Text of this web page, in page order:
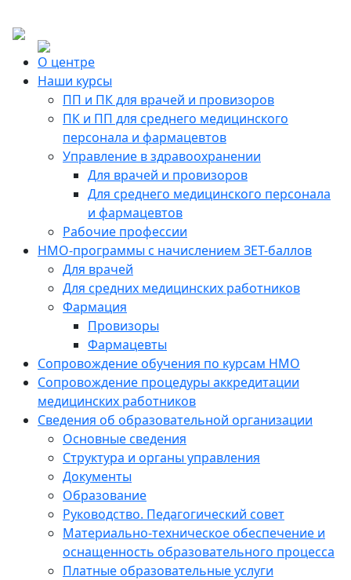
О центре
Наши курсы
ПП и ПК для врачей и провизоров
ПК и ПП для среднего медицинского
персонала и фармацевтов
Управление в здравоохранении
Для врачей и провизоров
Для среднего медицинского персонала
и фармацевтов
Рабочие профессии
НМО-программы с начислением ЗЕТ-баллов
Для врачей
Для средних медицинских работников
Фармация
Провизоры
Фармацевты
Сопровождение обучения по курсам НМО
Сопровождение процедуры аккредитации
медицинских работников
Сведения об образовательной организации
Основные сведения
Структура и органы управления
Документы
Образование
Руководство. Педагогический совет
Материально-техническое обеспечение и
оснащенность образовательного процесса
Платные образовательные услуги